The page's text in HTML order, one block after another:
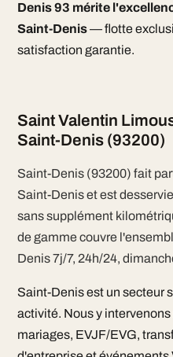
Denis 93 mérite
Saint-Denis— flotte
satisfaction garantie.
Saint Valentin
Saint-Denis (93200)
Saint-Denis (93200) fait
Saint-Denis et est
sans supplément
de gamme couvre
Denis 7j/7, 24h/24,
Saint-Denis est un secteur
activité. Nous y
mariages, EVJF/EVG,